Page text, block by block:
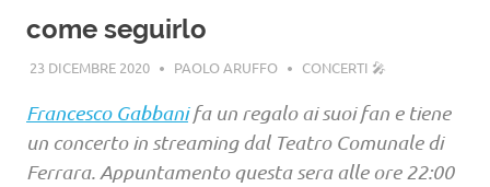
come seguirlo
23 DICEMBRE 2020 PAOLO ARUFFO CONCERTI 🎤
Francesco Gabbanifa un regalo ai suoi fan e tiene
un concerto in streaming dal Teatro Comunale di
Ferrara. Appuntamento questa sera alle ore 22:00